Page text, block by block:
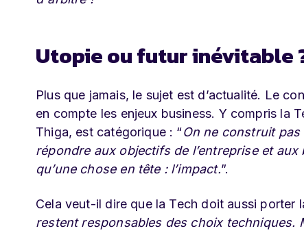
Utopie ou futur inévitable
Plus que jamais, le sujet est d’actualité. Le
en compte les enjeux business. Y compris la
Thiga, est catégorique : “On ne construit
répondre aux objectifs de l’entreprise et
qu’une chose en tête : l’impact.”.
Cela veut-il dire que la Tech doit aussi porter
restent responsables des choix techniques.